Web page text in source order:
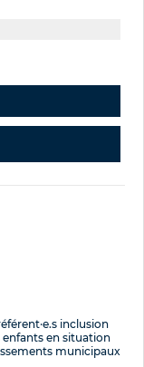
inclusion
en situation
municipaux